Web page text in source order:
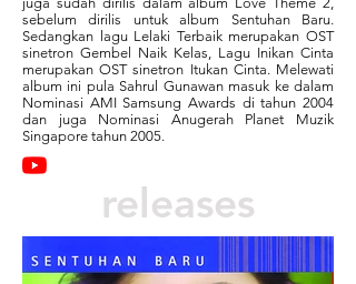
sebelum dirilis untuk album Sentuhan Baru.
Sedangkan lagu Lelaki Terbaik merupakan OST
sinetron Gembel Naik Kelas, Lagu Inikan Cinta
merupakan OST sinetron Itukan Cinta. Melewati
album ini pula Sahrul Gunawan masuk ke dalam
Nominasi AMI Samsung Awards di tahun 2004
dan juga Nominasi Anugerah Planet Muzik
Singapore tahun 2005.
releases